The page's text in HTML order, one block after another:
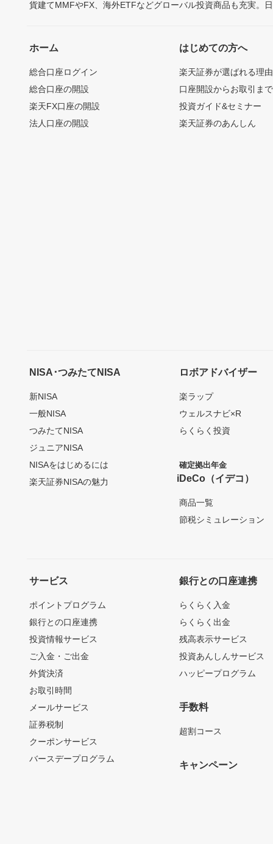
貨建てMMFやFX、海外ETFなどグローバル投資商品も充実。
ホーム
総合口座ログイン
総合口座の開設
楽天FX口座の開設
法人口座の開設
はじめての方へ
楽天証券が選ばれる理由
口座開設からお取引ま
投資ガイド&セミナー
楽天証券のあんしん
NISA･つみたてNISA
新NISA
一般NISA
つみたてNISA
ジュニアNISA
NISAをはじめるには
楽天証券NISAの魅力
ロボアドバイザー
楽ラップ
ウェルスナビ×R
らくらく投資
確定拠出年金
iDeCo（イデコ）
商品一覧
節税シミュレーション
サービス
ポイントプログラム
銀行との口座連携
投資情報サービス
ご入金・ご出金
外貨決済
お取引時間
メールサービス
証券税制
クーポンサービス
バースデープログラム
銀行との口座連携
らくらく入金
らくらく出金
残高表示サービス
投資あんしんサービス
ハッピープログラム
手数料
超割コース
キャンペーン